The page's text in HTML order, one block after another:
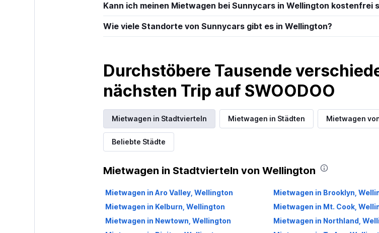
Kann ich meinen Mietwagen bei Sunnycars in Wellington kostenfrei
Wie viele Standorte von Sunnycars gibt es in Wellington?
Durchstöbere Tausende
nächsten Trip auf SWOODOO
Mietwagen in Stadtvierteln Mietwagen in Städten Mietwagen
Beliebte Städte
Mietwagen in Stadtvierteln von Wellington
Mietwagen in Aro Valley, Wellington Mietwagen in Brooklyn,
Mietwagen in Kelburn, Wellington
Mietwagen in Mt. Cook,
Mietwagen in Newtown, Wellington
Mietwagen in Northland,